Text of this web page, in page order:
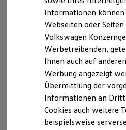
Golf Kollektion
Volkswagen
R-Kollektion
GTI Kollektion
Fußball Drop
we drive football
#wedriveproud
Besitzer und Service
myVolkswagen
Software Updates
Service und Ersatzteile
Inspektion und
Angaben zum Digital Services Act
Produktsicherheitsinformationen
Disclaimer von Volkswagen AG
Im Rahmen der Grenzen des
Der Fahrer muss jederzeit
übersteuern und wird nicht
entbunden, das Fahrzeug
Die in dieser Darstellung
Informationen
Webseiten oder
Volkswagen
Werbetreibenden,
Ihnen auch auf
Werbung angezeigt
Übermittlung der
Informationen an
Cookies auch weitere
beispielsweise